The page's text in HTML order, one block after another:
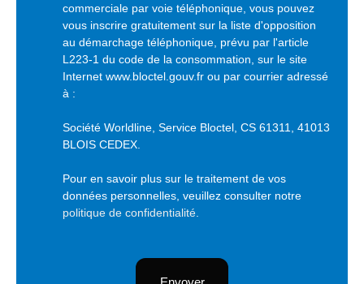
commerciale par voie téléphonique, vous pouvez
vous inscrire gratuitement sur la liste d'opposition
au démarchage téléphonique, prévu par l'article
L223-1 du code de la consommation, sur le site
Internet www.bloctel.gouv.fr ou par courrier adressé
à :
Société Worldline, Service Bloctel, CS 61311, 41013
BLOIS CEDEX.
Pour en savoir plus sur le traitement de vos
données personnelles, veuillez consulter notre
politique de confidentialité